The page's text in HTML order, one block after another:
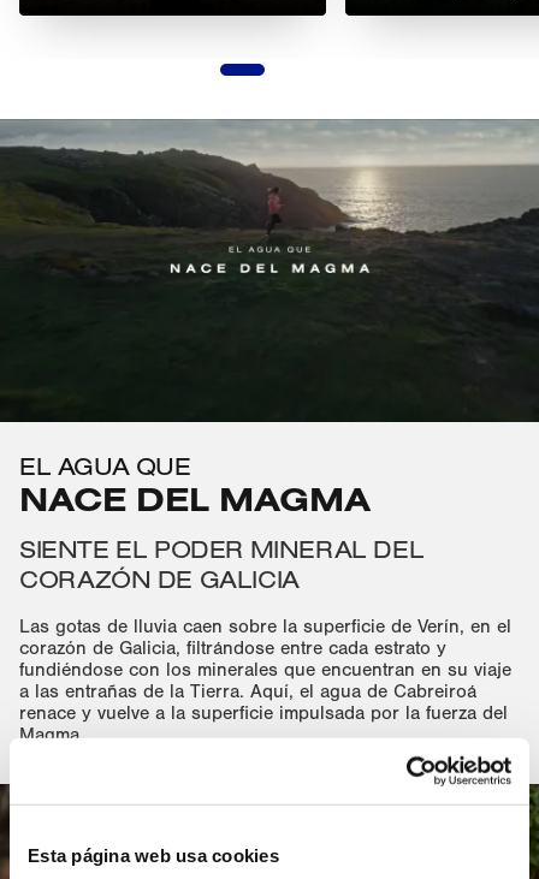
Esta página web usa cookies
1
EL AGUA QUE
NACE DEL MAGMA
SIENTE EL PODER MINERAL DEL
CORAZÓN DE GALICIA
Las gotas de lluvia caen sobre la superficie de Verín, en el
corazón de Galicia, filtrándose entre cada estrato y
fundiéndose con los minerales que encuentran en su viaje
a las entrañas de la Tierra. Aquí, el agua de Cabreiroá
renace y vuelve a la superficie impulsada por la fuerza del
Magma.